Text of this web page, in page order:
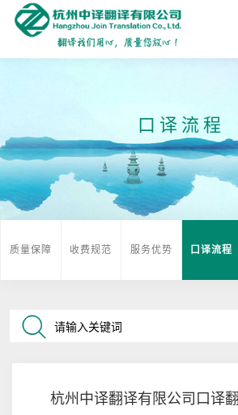
口译流程
质量保障 收费规范 服务优势 口译流程
杭州中译翻译有限公司口译